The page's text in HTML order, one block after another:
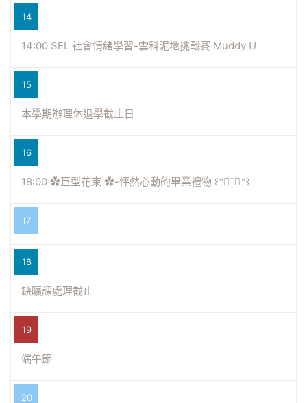
14
14:00 SEL 社會情緒學習-雲科泥地挑戰賽 Muddy U
15
本學期辦理休退學截止日
16
18:00 ✿巨型花束 ✿-怦然心動的畢業禮物 ꒰˶ฅ́˘ฅ̀˶꒱
17
18
缺曠課處理截止
19
端午節
20